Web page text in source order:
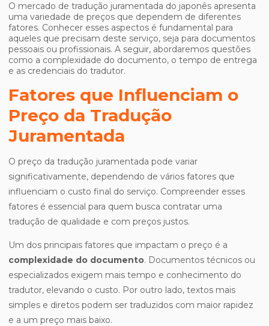
O mercado de tradução juramentada do japonês apresenta
uma variedade de preços que dependem de diferentes
fatores. Conhecer esses aspectos é fundamental para
aqueles que precisam deste serviço, seja para documentos
pessoais ou profissionais. A seguir, abordaremos questões
como a complexidade do documento, o tempo de entrega
e as credenciais do tradutor.
Fatores que Influenciam o
Preço da Tradução
Juramentada
O preço da tradução juramentada pode variar
significativamente, dependendo de vários fatores que
influenciam o custo final do serviço. Compreender esses
fatores é essencial para quem busca contratar uma
tradução de qualidade e com preços justos.
Um dos principais fatores que impactam o preço é a
complexidade do documento. Documentos técnicos ou
especializados exigem mais tempo e conhecimento do
tradutor, elevando o custo. Por outro lado, textos mais
simples e diretos podem ser traduzidos com maior rapidez
e a um preço mais baixo.